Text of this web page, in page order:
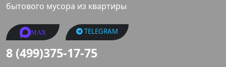
бытового мусора из квартиры
MAX TELEGRAM
8 (499)375-17-75